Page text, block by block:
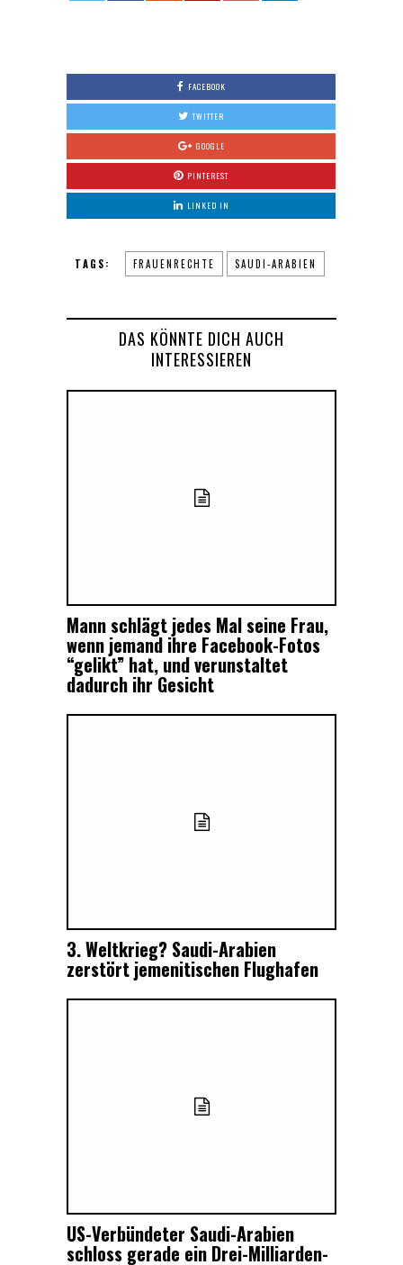
FACEBOOK
TWITTER
GOOGLE
PINTEREST
LINKED IN
TAGS: FRAUENRECHTE SAUDI-ARABIEN
DAS KÖNNTE DICH AUCH
INTERESSIEREN
Mann schlägt jedes Mal seine Frau,
wenn jemand ihre Facebook-Fotos
“gelikt” hat, und verunstaltet
dadurch ihr Gesicht
3. Weltkrieg? Saudi-Arabien
zerstört jemenitischen Flughafen
US-Verbündeter Saudi-Arabien
schloss gerade ein Drei-Milliarden-